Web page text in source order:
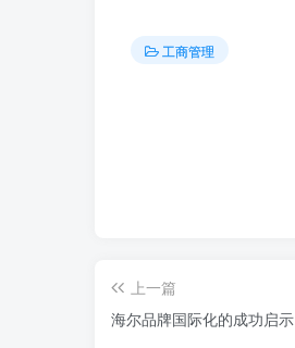
工商管理
上一篇
海尔品牌国际化的成功启示